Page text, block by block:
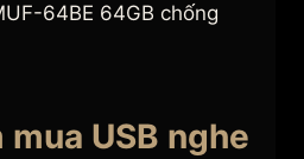
64BE 64GB chống
USB nghe